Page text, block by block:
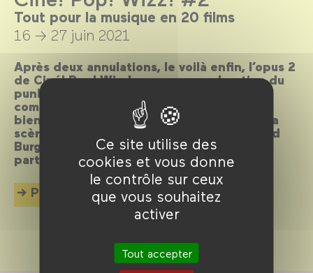
Ce site utilise des
cookies et vous donne
le contrôle sur ceux
que vous souhaitez
activer
Tout accepter
Tout pour la musique en 20 films
16 → 27 juin 2021
Après deux annulations, le voilà enfin, l’opus 2
de Ciné! Pop! Wizz!, avec une exploration du
punk au cinéma et un hommage au grand
compositeur de musique Michel Magne. Et
bien sûr, carte blanche à des invité·es de la
scène musicale, Rebeka Warrior et Bertrand
Burgalat nous font l’honneur de leur
participation !
Plus d'info